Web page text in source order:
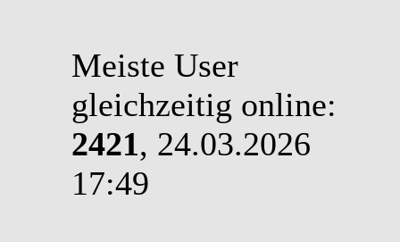
Meiste User
gleichzeitig online:
2421, 24.03.2026
17:49